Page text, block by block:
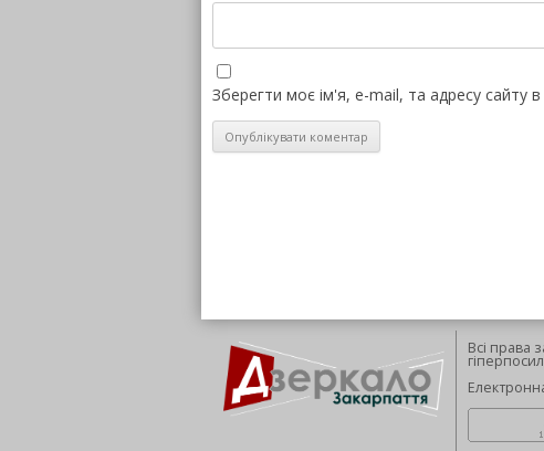
Зберегти моє ім'я, e-mail, та адресу сайту
Всі права